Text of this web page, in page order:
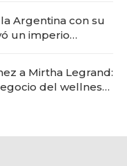
Argentina con su
un imperio
a Mirtha Legrand:
del wellness